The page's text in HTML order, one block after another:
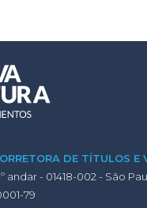
DE TÍTULOS E
andar - 01418-002 - São
79